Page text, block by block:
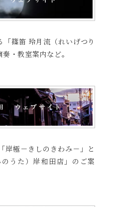
篠笛 玲月流（れいげつり
・教室案内など。
岸極－きしのきわみ－」と
うた）岸和田店」のご案